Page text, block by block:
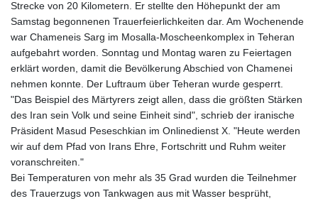
Strecke von 20 Kilometern. Er stellte den Höhepunkt der am
Samstag begonnenen Trauerfeierlichkeiten dar. Am Wochenende
war Chameneis Sarg im Mosalla-Moscheenkomplex in Teheran
aufgebahrt worden. Sonntag und Montag waren zu Feiertagen
erklärt worden, damit die Bevölkerung Abschied von Chamenei
nehmen konnte. Der Luftraum über Teheran wurde gesperrt.
"Das Beispiel des Märtyrers zeigt allen, dass die größten Stärken
des Iran sein Volk und seine Einheit sind", schrieb der iranische
Präsident Masud Peseschkian im Onlinedienst X. "Heute werden
wir auf dem Pfad von Irans Ehre, Fortschritt und Ruhm weiter
voranschreiten."
Bei Temperaturen von mehr als 35 Grad wurden die Teilnehmer
des Trauerzugs von Tankwagen aus mit Wasser besprüht,